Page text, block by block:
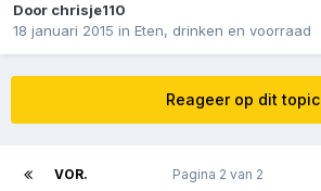
Door chrisje110
18 januari 2015 in Eten, drinken en voorraad
Reageer op dit topic
VOR. Pagina 2 van 2